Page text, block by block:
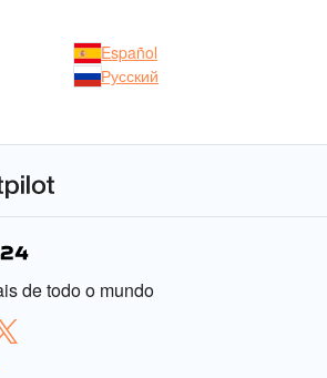
Español
Русский
de todo o mundo